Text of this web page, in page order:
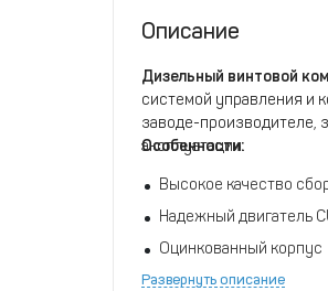
Описание
Дизельный винтовой
системой управления и
заводе-производителе,
эксплуатации.
Особенности:
Высокое качество
Надежный двигатель
Оцинкованный корпус
Низкий уровень шума
Развернуть описание